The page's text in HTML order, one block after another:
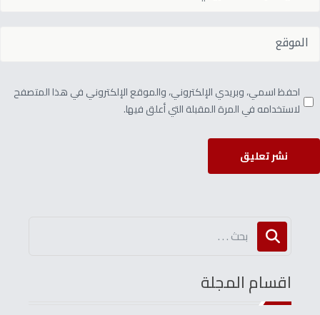
احفظ اسمي، وبريدي الإلكتروني، والموقع الإلكتروني في هذا المتصفح
لاستخدامه في المرة المقبلة التي أعلق فيها.
نشر تعليق
اقسام المجلة